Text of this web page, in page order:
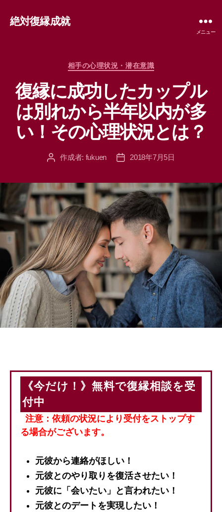
絶対復縁成就
メニュー
カ
リ
ー
相手の心理状況・潜在意識
復縁に成功したカップル
は別れから半年以内が多
い！その心理状況とは？
投 作成者: fukuen
投
2018年7月5日
《今だけ！》無料で復縁相談を受
付中
注意：依頼の状況により受付をストップす
る場合がございます。
元彼から連絡がほしい！
元彼とのやり取りを復活させたい！
元彼に「会いたい」と言われたい！
元彼とのデートを実現したい！